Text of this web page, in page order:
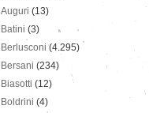
Auguri (13)
Batini (3)
Berlusconi (4.295)
Bersani (234)
Biasotti (12)
Boldrini (4)